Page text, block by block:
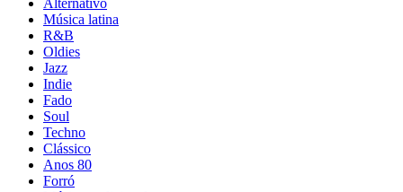
Alternativo
Música latina
R&B
Oldies
Jazz
Indie
Fado
Soul
Techno
Clássico
Anos 80
Forró